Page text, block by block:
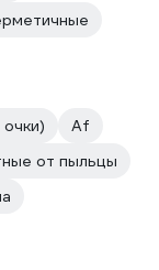
Af
от пыльцы